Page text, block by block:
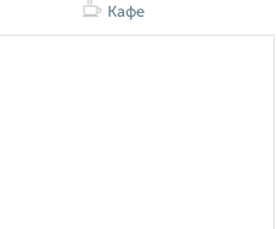
Кафе